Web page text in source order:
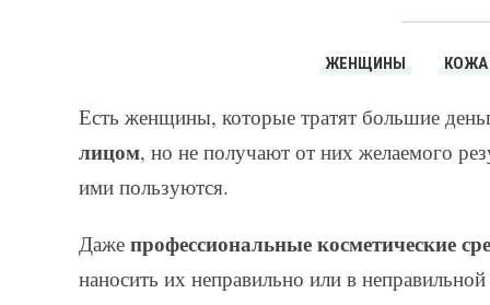
ЖЕНЩИНЫ КОЖА
Есть женщины, которые тратят большие
лицом, но не получают от них желаемого
ими пользуются.
Даже профессиональные косметические
наносить их неправильно или в